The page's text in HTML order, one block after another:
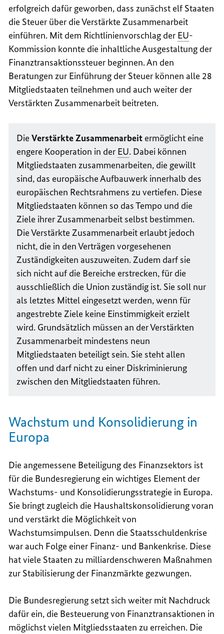
erfolgreich dafür geworben, dass zunächst elf Staaten
die Steuer über die Verstärkte Zusammenarbeit
einführen. Mit dem Richtlinienvorschlag der EU-
Kommission konnte die inhaltliche Ausgestaltung der
Finanztransaktionssteuer beginnen. An den
Beratungen zur Einführung der Steuer können alle 28
Mitgliedstaaten teilnehmen und auch weiter der
Verstärkten Zusammenarbeit beitreten.
DieVerstärkte Zusammenarbeit ermöglicht eine
engere Kooperation in der EU. Dabei können
Mitgliedstaaten zusammenarbeiten, die gewillt
sind, das europäische Aufbauwerk innerhalb des
europäischen Rechtsrahmens zu vertiefen. Diese
Mitgliedstaaten können so das Tempo und die
Ziele ihrer Zusammenarbeit selbst bestimmen.
Die Verstärkte Zusammenarbeit erlaubt jedoch
nicht, die in den Verträgen vorgesehenen
Zuständigkeiten auszuweiten. Zudem darf sie
sich nicht auf die Bereiche erstrecken, für die
ausschließlich die Union zuständig ist. Sie soll nur
als letztes Mittel eingesetzt werden, wenn für
angestrebte Ziele keine Einstimmigkeit erzielt
wird. Grundsätzlich müssen an der Verstärkten
Zusammenarbeit mindestens neun
Mitgliedstaaten beteiligt sein. Sie steht allen
offen und darf nicht zu einer Diskriminierung
zwischen den Mitgliedstaaten führen.
Wachstum und Konsolidierung in
Europa
Die angemessene Beteiligung des Finanzsektors ist
für die Bundesregierung ein wichtiges Element der
Wachstums- und Konsolidierungsstrategie in Europa.
Sie bringt zugleich die Haushaltskonsolidierung voran
und verstärkt die Möglichkeit von
Wachstumsimpulsen. Denn die Staatsschuldenkrise
war auch Folge einer Finanz- und Bankenkrise. Diese
hat viele Staaten zu milliardenschweren Maßnahmen
zur Stabilisierung der Finanzmärkte gezwungen.
Die Bundesregierung setzt sich weiter mit Nachdruck
dafür ein, die Besteuerung von Finanztransaktionen in
möglichst vielen Mitgliedsstaaten zu erreichen. Die